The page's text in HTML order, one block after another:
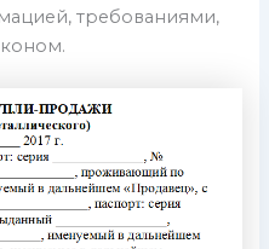
требованиями,